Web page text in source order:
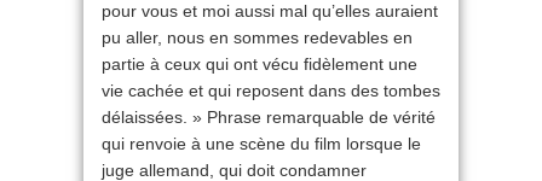
pour vous et moi aussi mal qu’elles auraient
pu aller, nous en sommes redevables en
partie à ceux qui ont vécu fidèlement une
vie cachée et qui reposent dans des tombes
délaissées. » Phrase remarquable de vérité
qui renvoie à une scène du film lorsque le
juge allemand, qui doit condamner